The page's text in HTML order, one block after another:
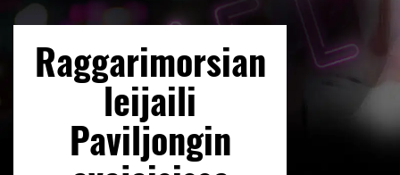
Raggarimorsian
leijaili
Paviljongin